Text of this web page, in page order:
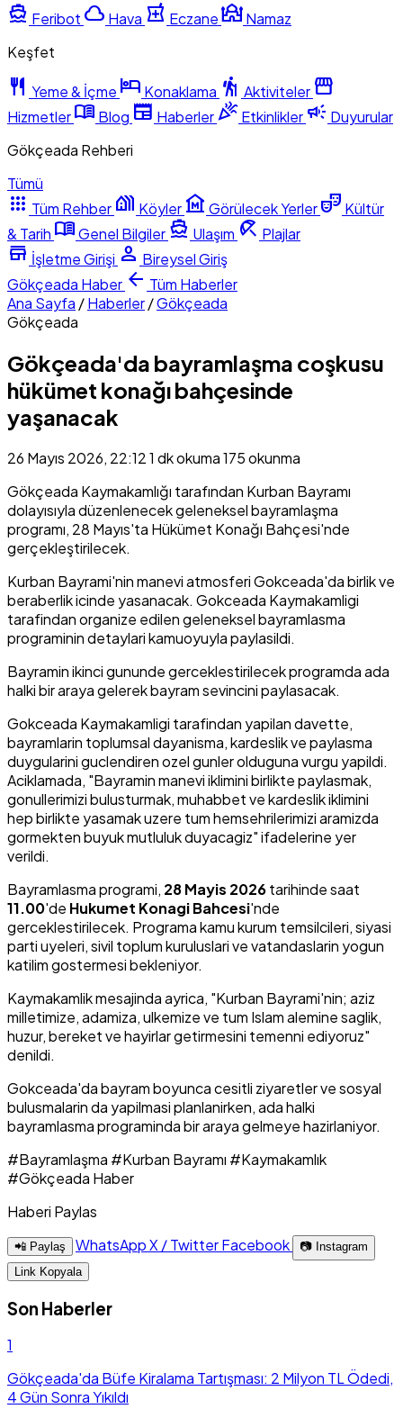
directions_boat Feribot cloud Hava local_pharmacy EczanemosqueNamaz
Keşfet
restaurant Yeme & İçme hotel Konaklama hiking Aktiviteler storefront
Hizmetlermenu_book Blog newspaper Haberler celebrationEtkinlikler campaign Duyurular
Gökçeada Rehberi
Tümü
apps Tüm Rehber holiday_village Köyler museum Görülecek Yerlertheater_comedy Kültür
& Tarih menu_bookGenel Bilgiler directions_boat Ulaşım beach_access Plajlar
store İşletme Girişi person Bireysel Giriş
Gökçeada Haber arrow_back Tüm Haberler
Ana Sayfa /Haberler/Gökçeada
Gökçeada
Gökçeada'da bayramlaşma coşkusu
hükümet konağı bahçesinde
yaşanacak
26 Mayıs 2026, 22:121 dk okuma175 okunma
Gökçeada Kaymakamlığı tarafından Kurban Bayramı
dolayısıyla düzenlenecek geleneksel bayramlaşma
programı, 28 Mayıs'ta Hükümet Konağı Bahçesi'nde
gerçekleştirilecek.
Kurban Bayrami'nin manevi atmosferi Gokceada'da birlik ve
beraberlik icinde yasanacak. Gokceada Kaymakamligi
tarafindan organize edilen geleneksel bayramlasma
programinin detaylari kamuoyuyla paylasildi.
Bayramin ikinci gununde gerceklestirilecek programda ada
halki bir araya gelerek bayram sevincini paylasacak.
Gokceada Kaymakamligi tarafindan yapilan davette,
bayramlarin toplumsal dayanisma, kardeslik ve paylasma
duygularini guclendiren ozel gunler olduguna vurgu yapildi.
Aciklamada, "Bayramin manevi iklimini birlikte paylasmak,
gonullerimizi bulusturmak, muhabbet ve kardeslik iklimini
hep birlikte yasamak uzere tum hemsehrilerimizi aramizda
gormekten buyuk mutluluk duyacagiz" ifadelerine yer
verildi.
Bayramlasma programi, 28 Mayis 2026tarihinde saat
11.00'de Hukumet Konagi Bahcesi'nde
gerceklestirilecek. Programa kamu kurum temsilcileri, siyasi
parti uyeleri, sivil toplum kuruluslari ve vatandaslarin yogun
katilim gostermesi bekleniyor.
Kaymakamlik mesajinda ayrica, "Kurban Bayrami'nin; aziz
milletimize, adamiza, ulkemize ve tum Islam alemine saglik,
huzur, bereket ve hayirlar getirmesini temenni ediyoruz"
denildi.
Gokceada'da bayram boyunca cesitli ziyaretler ve sosyal
bulusmalarin da yapilmasi planlanirken, ada halki
bayramlasma programinda bir araya gelmeye hazirlaniyor.
#Bayramlaşma #Kurban Bayramı #Kaymakamlık
#Gökçeada Haber
Haberi Paylas
📲 Paylaş WhatsAppX / TwitterFacebook
📷 Instagram
Link Kopyala
Son Haberler
1
Gökçeada'da Büfe Kiralama Tartışması: 2 Milyon TL Ödedi,
4 Gün Sonra Yıkıldı